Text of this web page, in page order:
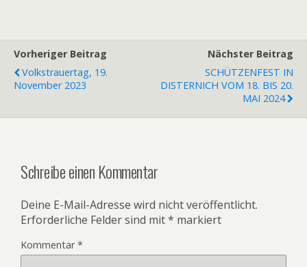
Vorheriger Beitrag
Volkstrauertag, 19.
November 2023
Nächster Beitrag
SCHÜTZENFEST IN
DISTERNICH VOM 18. BIS 20.
MAI 2024
Schreibe einen Kommentar
Deine E-Mail-Adresse wird nicht veröffentlicht.
Erforderliche Felder sind mit* markiert
Kommentar*